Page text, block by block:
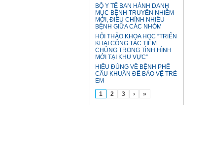
BỘ Y TẾ BAN HÀNH DANH
MỤC BỆNH TRUYỀN NHIỄM
MỚI, ĐIỀU CHỈNH NHIỀU
BỆNH GIỮA CÁC NHÓM
HỘI THẢO KHOA HỌC “TRIỂN
KHAI CÔNG TÁC TIÊM
CHỦNG TRONG TÌNH HÌNH
MỚI TẠI KHU VỰC”
HIỂU ĐÚNG VỀ BỆNH PHẾ
CẦU KHUẨN ĐỂ BẢO VỆ TRẺ
EM
1
2 3 › »